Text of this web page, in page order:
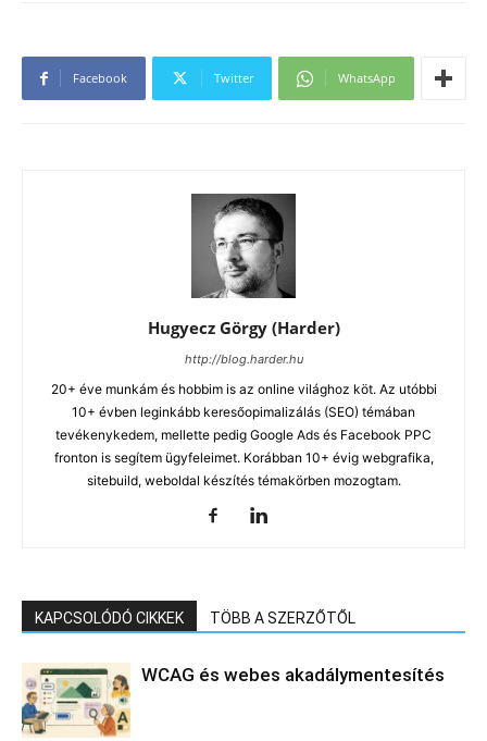
Facebook Twitter WhatsApp
Hugyecz Görgy (Harder)
http://blog.harder.hu
20+ éve munkám és hobbim is az online világhoz köt. Az utóbbi
10+ évben leginkább keresőopimalizálás (SEO) témában
tevékenykedem, mellette pedig Google Ads és Facebook PPC
fronton is segítem ügyfeleimet. Korábban 10+ évig webgrafika,
sitebuild, weboldal készítés témakörben mozogtam.
KAPCSOLÓDÓ CIKKEK TÖBB A SZERZŐTŐL
WCAG és webes akadálymentesítés